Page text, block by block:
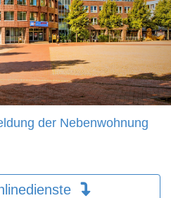
der Nebenwohnung